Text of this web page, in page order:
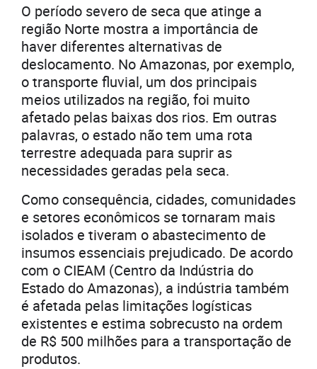
O período severo de seca que atinge a
região Norte mostra a importância de
haver diferentes alternativas de
deslocamento. No Amazonas, por exemplo,
o transporte fluvial, um dos principais
meios utilizados na região, foi muito
afetado pelas baixas dos rios. Em outras
palavras, o estado não tem uma rota
terrestre adequada para suprir as
necessidades geradas pela seca.
Como consequência, cidades, comunidades
e setores econômicos se tornaram mais
isolados e tiveram o abastecimento de
insumos essenciais prejudicado. De acordo
com o CIEAM (Centro da Indústria do
Estado do Amazonas), a indústria também
é afetada pelas limitações logísticas
existentes e estima sobrecusto na ordem
de R$ 500 milhões para a transportação de
produtos.